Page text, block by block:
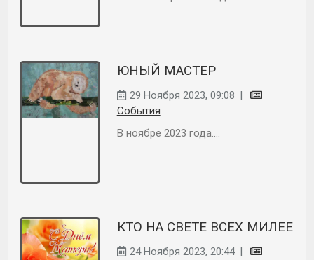
ЮНЫЙ МАСТЕР
29 Ноября 2023, 09:08 |
События
В ноябре 2023 года....
КТО НА СВЕТЕ ВСЕХ МИЛЕЕ
24 Ноября 2023, 20:44 |